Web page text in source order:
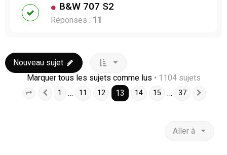
B&W 707 S2
Réponses : 11
Nouveau sujet
Marquer tous les sujets comme lus • 1104 sujets
Page 13 sur 37
Précédente
1 … 11 12 13 14 15 … 37
Aller à